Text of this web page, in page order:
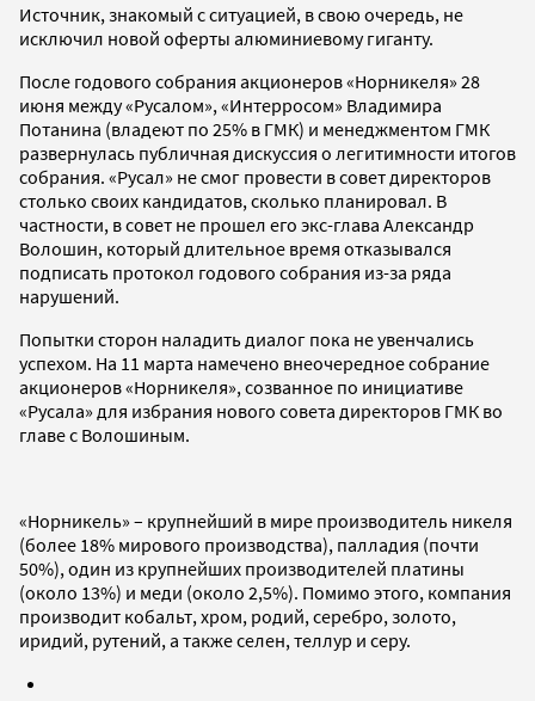
Источник, знакомый с ситуацией, в свою очередь, не
исключил новой оферты алюминиевому гиганту.
После годового собрания акционеров «Норникеля» 28
июня между «Русалом», «Интерросом» Владимира
Потанина (владеют по 25% в ГМК) и менеджментом ГМК
развернулась публичная дискуссия о легитимности итогов
собрания. «Русал» не смог провести в совет директоров
столько своих кандидатов, сколько планировал. В
частности, в совет не прошел его экс-глава Александр
Волошин, который длительное время отказывался
подписать протокол годового собрания из-за ряда
нарушений.
Попытки сторон наладить диалог пока не увенчались
успехом. На 11 марта намечено внеочередное собрание
акционеров «Норникеля», созванное по инициативе
«Русала» для избрания нового совета директоров ГМК во
главе с Волошиным.
«Норникель» – крупнейший в мире производитель никеля
(более 18% мирового производства), палладия (почти
50%), один из крупнейших производителей платины
(около 13%) и меди (около 2,5%). Помимо этого, компания
производит кобальт, хром, родий, серебро, золото,
иридий, рутений, а также селен, теллур и серу.